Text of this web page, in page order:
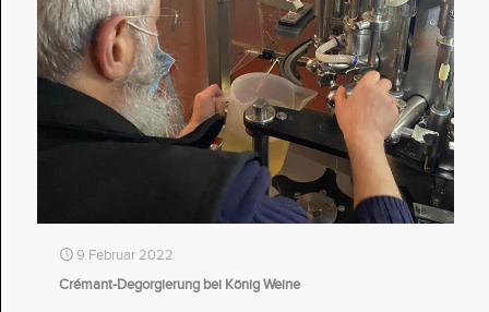
9 Februar 2022
Crémant-Degorgierung bei König Weine